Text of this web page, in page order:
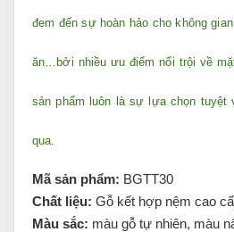
đem đến sự hoàn hảo cho không
ăn…bởi nhiều ưu điểm nổi trội về
sản phẩm luôn là sự lựa chọn tuyệt
qua.
Mã sản phẩm: BGTT30
Chất liệu: Gỗ kết hợp nệm cao
Màu sắc: màu gỗ tự nhiên, màu